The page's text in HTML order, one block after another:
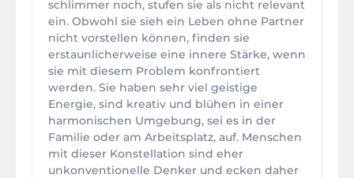
schlimmer noch, stufen sie als nicht relevant
ein. Obwohl sie sieh ein Leben ohne Partner
nicht vorstellen können, finden sie
erstaunlicherweise eine innere Stärke, wenn
sie mit diesem Problem konfrontiert
werden. Sie haben sehr viel geistige
Energie, sind kreativ und blühen in einer
harmonischen Umgebung, sei es in der
Familie oder am Arbeitsplatz, auf. Menschen
mit dieser Konstellation sind eher
unkonventionelle Denker und ecken daher